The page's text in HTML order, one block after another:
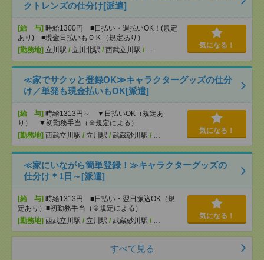
クトレンズの仕分け[派遣]
[給 与] 時給1300円 ■日払い・週払いOK！(規定
あり) ■現金日払いもＯＫ（規定あり）
[勤務地] 立川駅 / 立川北駅 / 西武立川駅 / …
気になる！
≪家でサクッと登録OK≫キャラクターグッズの仕分
け／単発も現金払いもOK[派遣]
[給 与] 時給1313円～ ▼日払いOK（規定あ
り） ▼初勤務手当（※規定による）
[勤務地] 西武立川駅 / 立川駅 / 武蔵砂川駅 / …
気になる！
≪家にいながら簡単登録！≫キャラクターグッズの
仕分け＊1日～[派遣]
[給 与] 時給1313円 ■日払い・翌日振込OK（規
定あり）■初勤務手当（※規定による）
[勤務地] 西武立川駅 / 立川駅 / 武蔵砂川駅 / …
気になる！
すべて見る